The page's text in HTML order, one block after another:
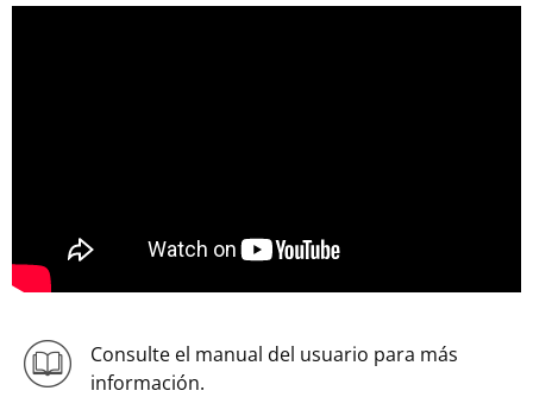
Consulte el manual del usuario para más
información.